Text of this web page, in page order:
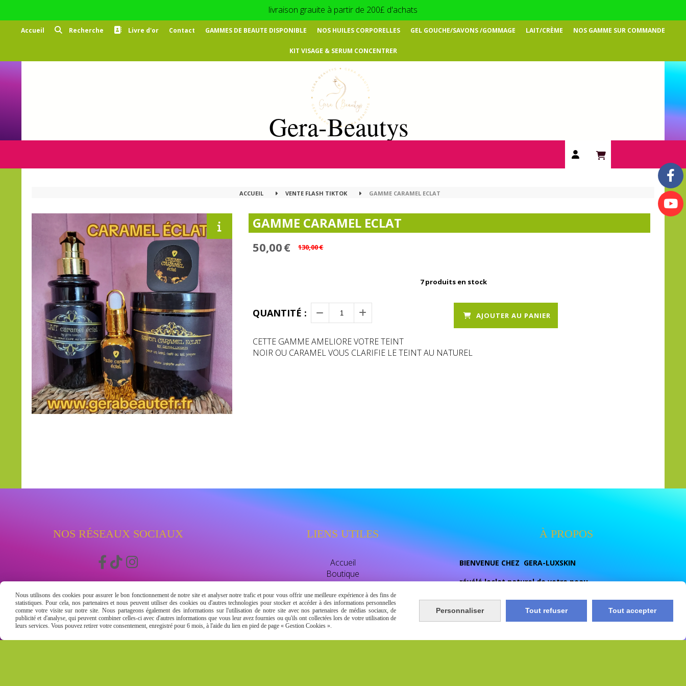
livraison grauite à partir de 200£ d'achats
Accueil Recherche Livre d'or Contact GAMMES DE BEAUTE DISPONIBLE NOS HUILES CORPORELLES GEL GOUCHE/SAVONS /GOMMAGE LAIT/CRÈME NOS GAMME SUR COMMANDE
KIT VISAGE & SERUM CONCENTRER
Gera-Beautys
ACCUEIL VENTE FLASH TIKTOK GAMME CARAMEL ECLAT
GAMME CARAMEL ECLAT
50,00€ 130,00€
7produits en stock
QUANTITÉ : AJOUTER AU PANIER
CETTE GAMME AMELIORE VOTRE TEINT
NOIR OU CARAMEL VOUS CLARIFIE LE TEINT AU NATUREL
NOS RÉSEAUX SOCIAUX
  
LIENS UTILES
Accueil
Boutique
Avis clients
watssap 06.63.86.83.30
À PROPOS
BIENVENUE CHEZ GERA-LUXSKIN
révélé leclat naturel de votre peau
votre destination beauté dediee aux soins de la peau et
au bien- etre nous vous proposont des soins de qualité
conçu pour ulluminer , unifier eclaircir naturelement et
Nous utilisons des cookies pour assurer le bon fonctionnement de notre site et analyser notre trafic et pour vous offrir une meilleure expérience à des fins de
statistiques. Pour cela, nos partenaires et nous peuvent utiliser des cookies ou d'autres technologies pour stocker et accéder à des informations personnelles
comme votre visite sur notre site. Nous partageons également des informations sur l'utilisation de notre site avec nos partenaires de médias sociaux, de
publicité et d'analyse, qui peuvent combiner celles-ci avec d'autres informations que vous leur avez fournies ou qu'ils ont collectées lors de votre utilisation de
leurs services. Vous pouvez retirer votre consentement, enregistré pour 6 mois, à l'aide du lien en pied de page « Gestion Cookies ».
Personnaliser Tout refuser Tout accepter